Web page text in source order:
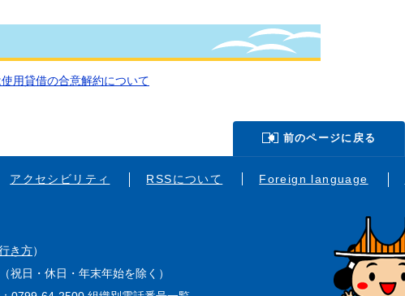
用貸借の合意解約について
前のページに戻る
アクセシビリティ RSSについて Foreign language
き方）
祝日・休日・年末年始を除く）